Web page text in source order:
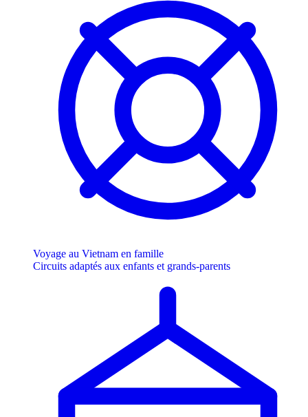
Voyage au Vietnam en famille
Circuits adaptés aux enfants et grands-parents